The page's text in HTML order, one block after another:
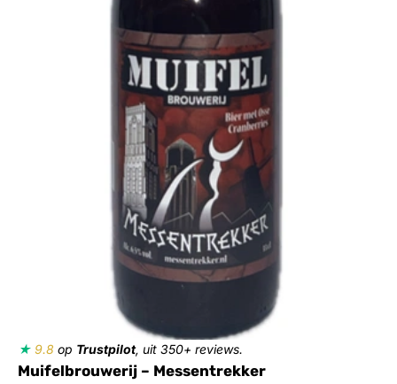
★ 9.8 op Trustpilot, uit 350+ reviews.
Muifelbrouwerij – Messentrekker